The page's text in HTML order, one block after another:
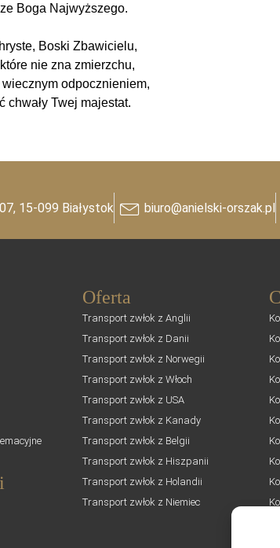
Boga Najwyższego.
Boski Zbawicielu,
nie zna zmierzchu,
odpocznieniem,
chwały Twej majestat.
15-099 Białystok biuro@anielski-orszak.pl
Oferta
Transport zwłok z Anglii
Transport zwłok z Danii
Transport zwłok z Norwegii
Transport zwłok z Włoch
Transport zwłok z USA
Transport zwłok z Kanady
Transport zwłok z Belgii
Transport zwłok z Hiszpanii
Transport zwłok z Holandii
Transport zwłok z Niemiec